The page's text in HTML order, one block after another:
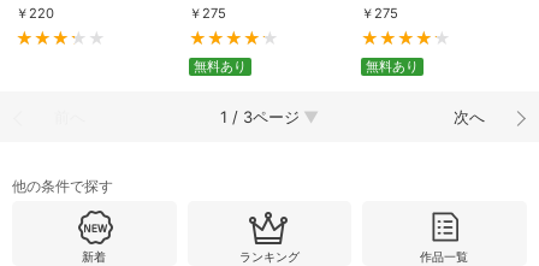
￥220 ￥275
無料あり
￥275
無料あり
1 / 3ページ 次へ
他の条件で探す
新着 ランキング 作品一覧